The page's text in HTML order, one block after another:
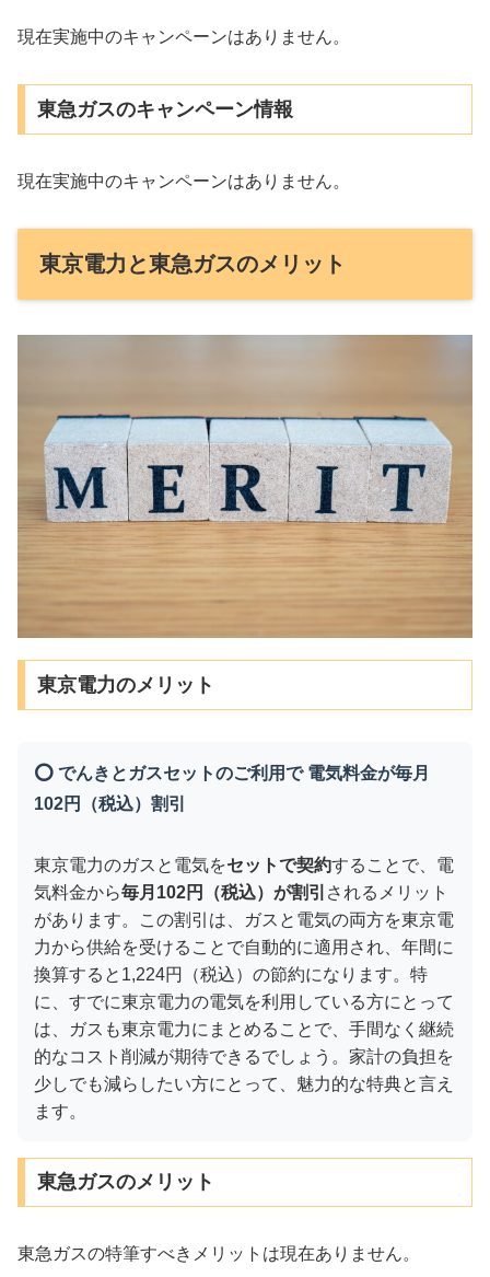
現在実施中のキャンペーンはありません。
東急ガスのキャンペーン情報
現在実施中のキャンペーンはありません。
東京電力と東急ガスのメリット
東京電力のメリット
⭕ でんきとガスセットのご利用で 電気料金が毎月
102円（税込）割引
東京電力のガスと電気をセットで契約することで、電
気料金から毎月102円（税込）が割引 されるメリット
があります。この割引は、ガスと電気の両方を東京電
力から供給を受けることで自動的に適用され、年間に
換算すると1,224円（税込）の節約になります。特
に、すでに東京電力の電気を利用している方にとって
は、ガスも東京電力にまとめることで、手間なく継続
的なコスト削減が期待できるでしょう。家計の負担を
少しでも減らしたい方にとって、魅力的な特典と言え
ます。
東急ガスのメリット
東急ガスの特筆すべきメリットは現在ありません。